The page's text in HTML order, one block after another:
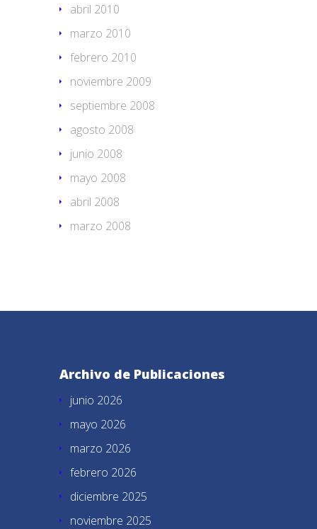
abril 2010
marzo 2010
febrero 2010
noviembre 2009
septiembre 2008
agosto 2008
junio 2008
mayo 2008
abril 2008
marzo 2008
Archivo de Publicaciones
junio 2026
mayo 2026
marzo 2026
febrero 2026
diciembre 2025
noviembre 2025